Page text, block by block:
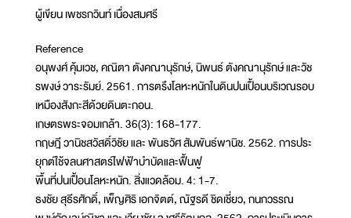
ผู้เขียน เพชรกวินท์ เนื่องสมศรี
Reference
อนุพงศ์ คุ้มเวช, คณิตา ตังคณานุรักษ์, นิพนธ์ ตังคณานุรักษ์ และวัช
รพงษ์ วาระรัมย์. 2561. การตรึงโลหะหนักในดินปนเปื้อนบริเวณรอบ
เหมืองสังกะสีด้วยดินตะกอน.
เกษตรพระจอมเกล้า. 36(3): 168-177.
กฤษฎี วานิชสวัสดิ์วิชัย และ พันธวัศ สัมพันธ์พานิช. 2562. การประ
ยุกตใชจลนศาสตรไฟฟาบําบัดและฟนฟู
พื้นที่ปนเปื้อนโลหะหนัก. สิ่งแวดล้อม. 4: 1-7.
ธงชัย สุธีรศักดิ์, เพ็ญศิริ เอกจิตต์, ณัฐรดี ชิดเชี่ยว, กนกวรรณ